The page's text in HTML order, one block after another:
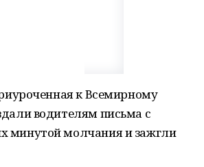
к Всемирному
водителям письма с
минутой молчания и зажгли